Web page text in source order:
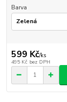
Barva
599 Kč/ks
495 Kč bez DPH